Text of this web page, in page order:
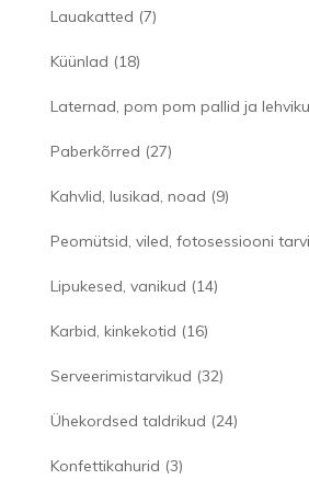
Lauakatted (7)
Küünlad (18)
Laternad, pom pom pallid ja
Paberkõrred (27)
Kahvlid, lusikad, noad (9)
Peomütsid, viled, fotosessiooni
Lipukesed, vanikud (14)
Karbid, kinkekotid (16)
Serveerimistarvikud (32)
Ühekordsed taldrikud (24)
Konfettikahurid (3)